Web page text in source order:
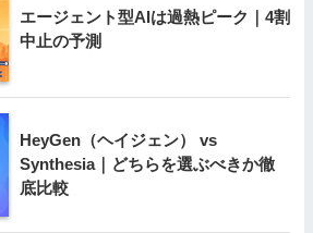
エージェント型AIは過熱ピーク｜4割
中止の予測
HeyGen（ヘイジェン） vs
Synthesia｜どちらを選ぶべきか徹
底比較